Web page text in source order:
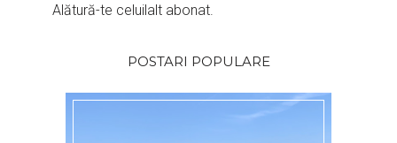
Alătură-te celuilalt abonat.
POSTARI POPULARE